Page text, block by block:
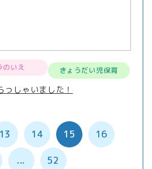
のいえ きょうだい児保育
しゃいました！
13 14 15 16
... 52